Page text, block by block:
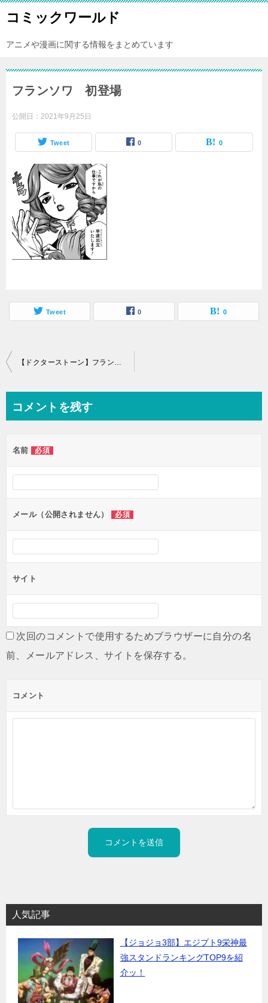
コミックワールド
アニメや漫画に関する情報をまとめています
フランソワ 初登場
公開日： 2021年9月25日
Tweet 0 0
Tweet 0 0
投
ビ
ー
シ
ン
【ドクターストーン】フランソワのかわいいシーンや性別は男なのか問題を紹介
コメントを残す
名前 必須
メール（公開されません） 必須
サイト
次回のコメントで使用するためブラウザーに自分の名
前、メールアドレス、サイトを保存する。
コメント
人気記事
【ジョジョ3部】エジプト9栄神最
強スタンドランキングTOP9を紹
介ッ！